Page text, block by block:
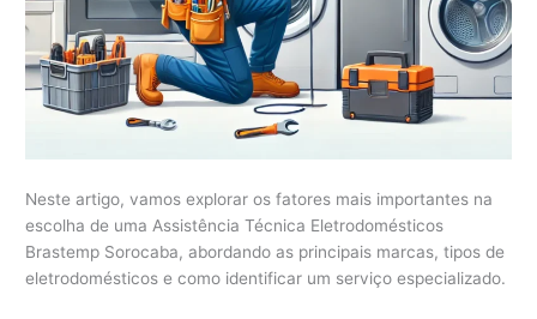
Neste artigo, vamos explorar os fatores mais importantes na
escolha de uma Assistência Técnica Eletrodomésticos
Brastemp Sorocaba, abordando as principais marcas, tipos de
eletrodomésticos e como identificar um serviço especializado.